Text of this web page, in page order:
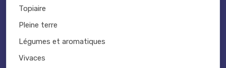
Topiaire
Pleine terre
Légumes et aromatiques
Vivaces